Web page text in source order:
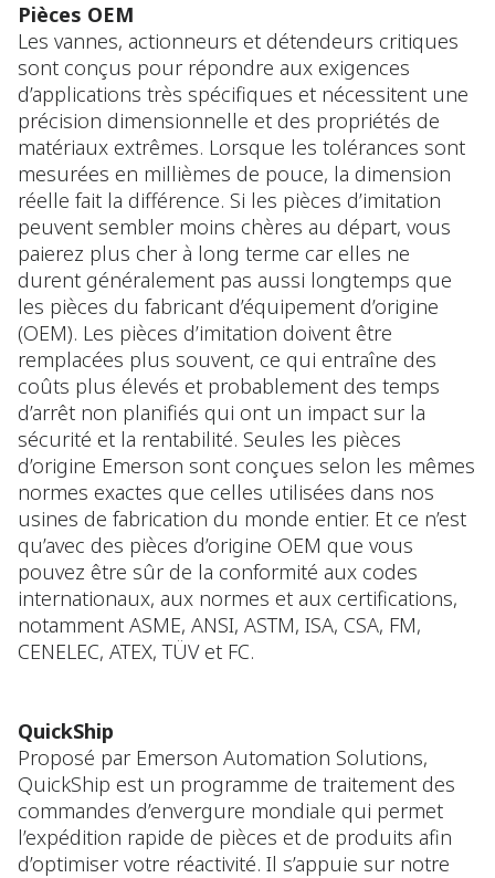
Pièces OEM
Les vannes, actionneurs et détendeurs critiques
sont conçus pour répondre aux exigences
d’applications très spécifiques et nécessitent une
précision dimensionnelle et des propriétés de
matériaux extrêmes. Lorsque les tolérances sont
mesurées en millièmes de pouce, la dimension
réelle fait la différence. Si les pièces d’imitation
peuvent sembler moins chères au départ, vous
paierez plus cher à long terme car elles ne
durent généralement pas aussi longtemps que
les pièces du fabricant d’équipement d’origine
(OEM). Les pièces d’imitation doivent être
remplacées plus souvent, ce qui entraîne des
coûts plus élevés et probablement des temps
d’arrêt non planifiés qui ont un impact sur la
sécurité et la rentabilité. Seules les pièces
d’origine Emerson sont conçues selon les mêmes
normes exactes que celles utilisées dans nos
usines de fabrication du monde entier. Et ce n’est
qu’avec des pièces d’origine OEM que vous
pouvez être sûr de la conformité aux codes
internationaux, aux normes et aux certifications,
notamment ASME, ANSI, ASTM, ISA, CSA, FM,
CENELEC, ATEX, TÜV et FC.
QuickShip
Proposé par Emerson Automation Solutions,
QuickShip est un programme de traitement des
commandes d’envergure mondiale qui permet
l’expédition rapide de pièces et de produits afin
d’optimiser votre réactivité. Il s’appuie sur notre